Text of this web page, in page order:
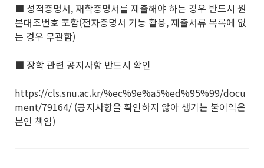
■ 성적증명서, 재학증명서를 제출해야 하는 경우 반드시 원
본대조번호 포함(전자증명서 기능 활용, 제출서류 목록에 없
는 경우 무관함)
■ 장학 관련 공지사항 반드시 확인
https://cls.snu.ac.kr/%ec%9e%a5%ed%95%99/docu
ment/79164/ (공지사항을 확인하지 않아 생기는 불이익은
본인 책임)